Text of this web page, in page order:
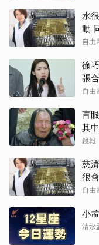
水
動
自由
徐
張
自由
盲
其
鏡報
慈
很
自由
小
清水